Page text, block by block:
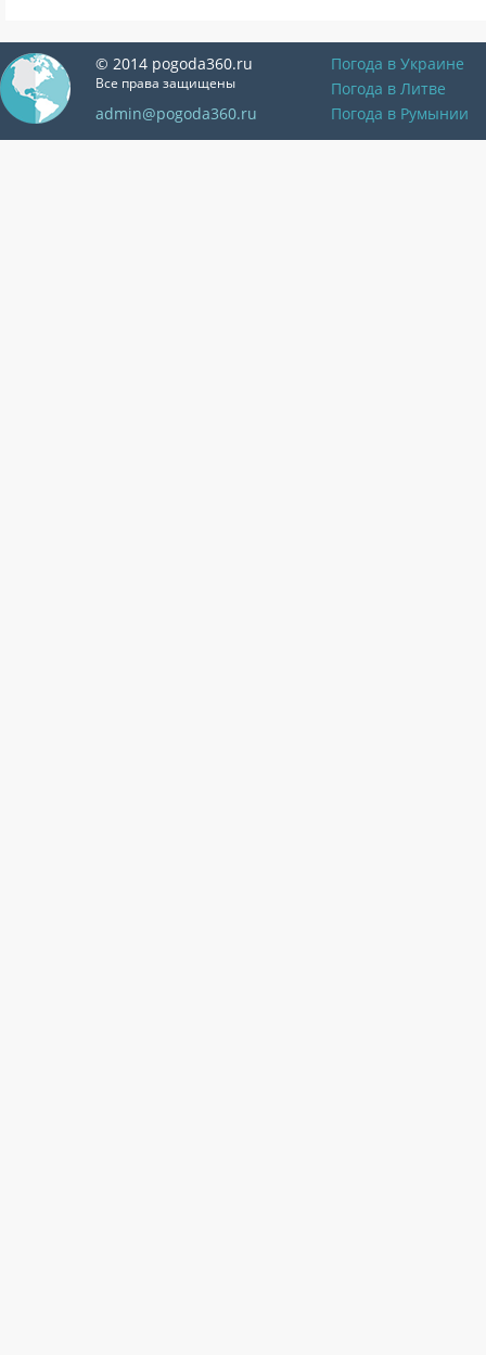
© 2014 pogoda360.ru
Все права защищены
admin@pogoda360.ru
Погода в Украине
Погода в Литве
Погода в Румынии